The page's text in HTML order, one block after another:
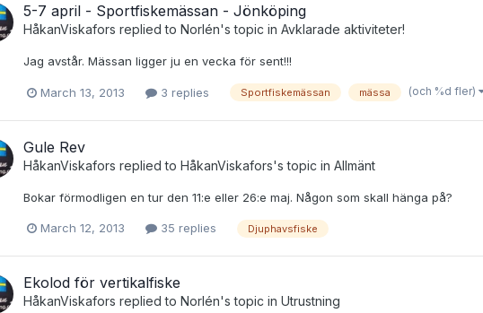
5-7 april - Sportfiskemässan - Jönköping
HåkanViskafors replied to Norlén's topic in Avklarade aktiviteter!
Jag avstår. Mässan ligger ju en vecka för sent!!!
March 13, 2013 3 replies Sportfiskemässan mässa (och %d fler)
Gule Rev
HåkanViskafors replied to HåkanViskafors's topic in Allmänt
Bokar förmodligen en tur den 11:e eller 26:e maj. Någon som skall hänga på?
March 12, 2013 35 replies Djuphavsfiske
Ekolod för vertikalfiske
HåkanViskafors replied to Norlén's topic in Utrustning